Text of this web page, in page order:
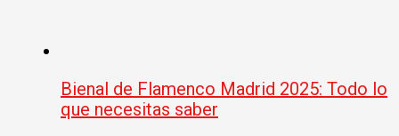
Bienal de Flamenco Madrid 2025: Todo lo
que necesitas saber